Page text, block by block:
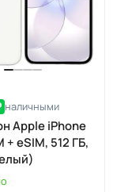
наличными
Apple iPhone
+ eSIM, 512 ГБ,